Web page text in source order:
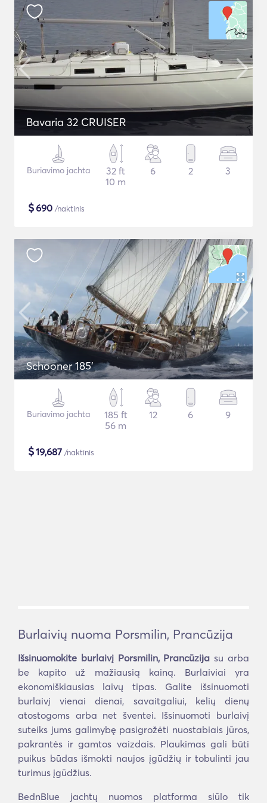
Bavaria 32 CRUISER
Buriavimo jachta
32 ft
10 m
6 2 3
$690 /naktinis
Schooner 185'
Buriavimo jachta
185 ft
56 m
12 6 9
$19,687 /naktinis
Burlaivių nuoma Porsmilin, Prancūzija
Išsinuomokite burlaivį Porsmilin, Prancūzija su arba
be kapito už mažiausią kainą. Burlaiviai yra
ekonomiškiausias laivų tipas. Galite išsinuomoti
burlaivį vienai dienai, savaitgaliui, kelių dienų
atostogoms arba net šventei. Išsinuomoti burlaivį
suteiks jums galimybę pasigrožėti nuostabiais jūros,
pakrantės ir gamtos vaizdais. Plaukimas gali būti
puikus būdas išmokti naujos įgūdžių ir tobulinti jau
turimus įgūdžius.
BednBlue jachtų nuomos platforma siūlo tik